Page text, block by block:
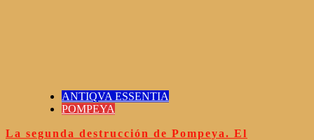
ANTIQVA ESSENTIA
POMPEYA
La segunda destrucción de Pompeya. El